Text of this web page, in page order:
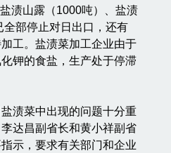
渍山露（1000吨）、盐渍
部停止对日出口，还有
工。盐渍菜加工企业由于
钾的食盐，生产处于停滞
菜中出现的问题十分重
达昌副省长和黄小祥副省
示，要求有关部门和企业